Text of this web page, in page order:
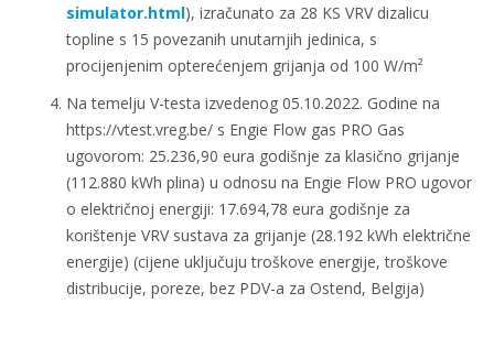
simulator.html), izračunato za 28 KS VRV dizalicu
topline s 15 povezanih unutarnjih jedinica, s
procijenjenim opterećenjem grijanja od 100 W/m²
Na temelju V-testa izvedenog 05.10.2022. Godine na
https://vtest.vreg.be/ s Engie Flow gas PRO Gas
ugovorom: 25.236,90 eura godišnje za klasično grijanje
(112.880 kWh plina) u odnosu na Engie Flow PRO ugovor
o električnoj energiji: 17.694,78 eura godišnje za
korištenje VRV sustava za grijanje (28.192 kWh električne
energije) (cijene uključuju troškove energije, troškove
distribucije, poreze, bez PDV-a za Ostend, Belgija)